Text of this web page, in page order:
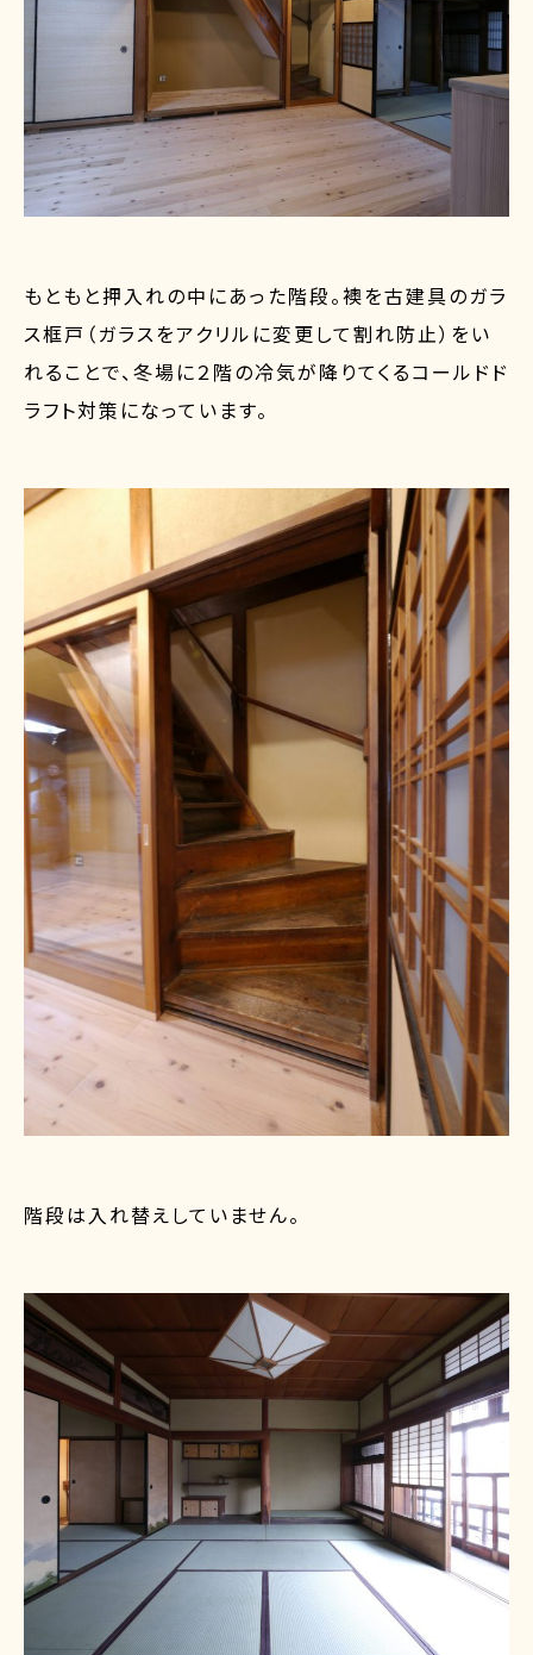
もともと押入れの中にあった階段。襖を古建具のガラ
ス框戸（ガラスをアクリルに変更して割れ防止）をい
れることで、冬場に２階の冷気が降りてくるコールドド
ラフト対策になっています。
階段は入れ替えしていません。